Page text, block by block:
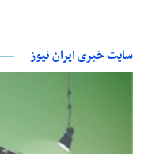
سایت خبری ایران نیوز